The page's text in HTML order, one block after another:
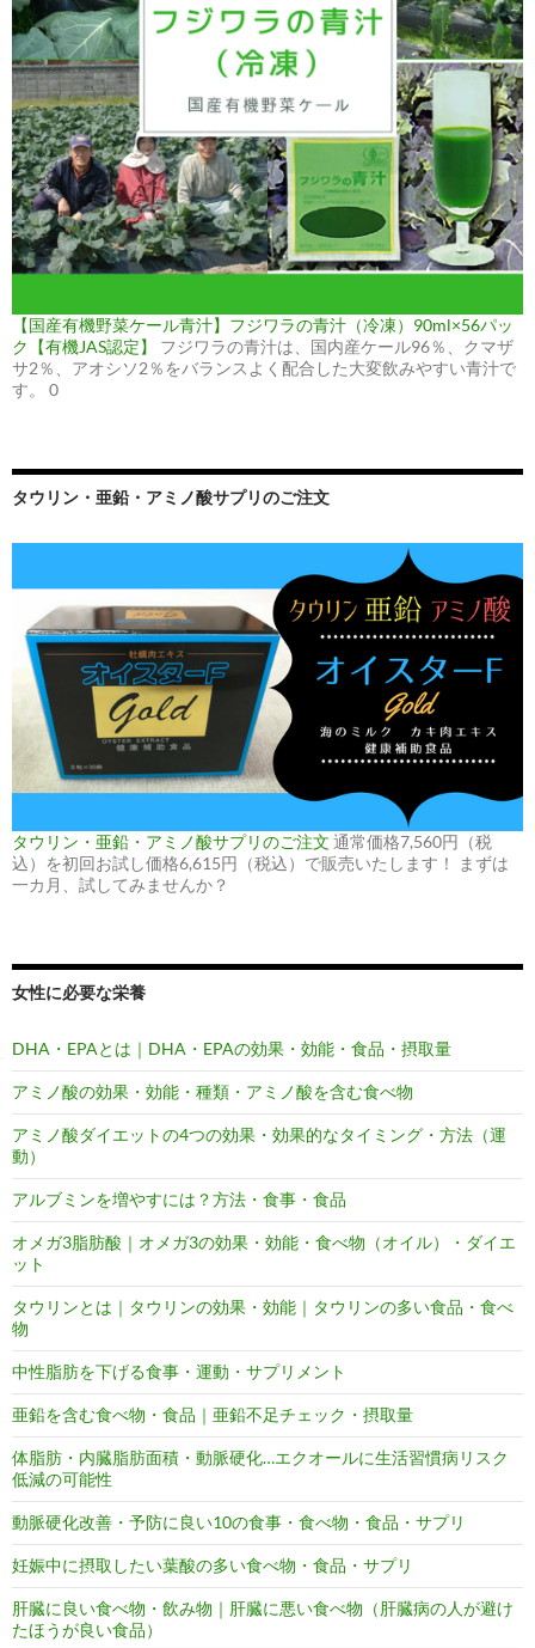
【国産有機野菜ケール青汁】フジワラの青汁（冷凍）90ml×56パッ
ク【有機JAS認定】
フジワラの青汁は、国内産ケール96％、クマザ
サ2％、アオシソ2％をバランスよく配合した大変飲みやすい青汁で
す。 0
タウリン・亜鉛・アミノ酸サプリのご注文
タウリン・亜鉛・アミノ酸サプリのご注文 通常価格7,560円（税
込）を初回お試し価格6,615円（税込）で販売いたします！ まずは
一カ月、試してみませんか？
女性に必要な栄養
DHA・EPAとは｜DHA・EPAの効果・効能・食品・摂取量
アミノ酸の効果・効能・種類・アミノ酸を含む食べ物
アミノ酸ダイエットの4つの効果・効果的なタイミング・方法（運
動）
アルブミンを増やすには？方法・食事・食品
オメガ3脂肪酸｜オメガ3の効果・効能・食べ物（オイル）・ダイエ
ット
タウリンとは｜タウリンの効果・効能｜タウリンの多い食品・食べ
物
中性脂肪を下げる食事・運動・サプリメント
亜鉛を含む食べ物・食品｜亜鉛不足チェック・摂取量
体脂肪・内臓脂肪面積・動脈硬化…エクオールに生活習慣病リスク
低減の可能性
動脈硬化改善・予防に良い10の食事・食べ物・食品・サプリ
妊娠中に摂取したい葉酸の多い食べ物・食品・サプリ
肝臓に良い食べ物・飲み物｜肝臓に悪い食べ物（肝臓病の人が避け
たほうが良い食品）